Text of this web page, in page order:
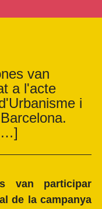
van
a l'acte
i
van participar
de la campanya